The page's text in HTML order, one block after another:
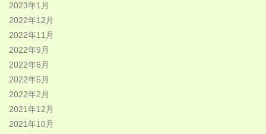
2023年1月
2022年12月
2022年11月
2022年9月
2022年6月
2022年5月
2022年2月
2021年12月
2021年10月